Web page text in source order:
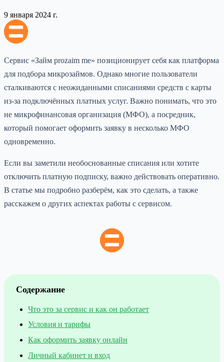
9 января 2024 г.
Сервис «Займ prozaim me» позиционирует себя как платформа
для подбора микрозаймов. Однако многие пользователи
сталкиваются с неожиданными списаниями средств с карты
из-за подключённых платных услуг. Важно понимать, что это
не микрофинансовая организация (МФО), а посредник,
который помогает оформить заявку в несколько МФО
одновременно.
Если вы заметили необоснованные списания или хотите
отключить платную подписку, важно действовать оперативно.
В статье мы подробно разберём, как это сделать, а также
расскажем о других аспектах работы с сервисом.
Содержание
Что это за сервис и как он работает
Условия и тарифы
Как оформить заявку онлайн
Личный кабинет и вход